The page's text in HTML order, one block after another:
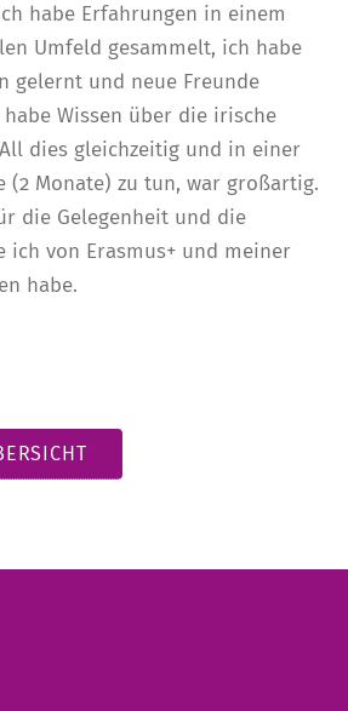
habe Erfahrungen in einem
Umfeld gesammelt, ich habe
gelernt und neue Freunde
Wissen über die irische
dies gleichzeitig und in einer
(2 Monate) zu tun, war großartig.
die Gelegenheit und die
ich von Erasmus+ und meiner
habe.